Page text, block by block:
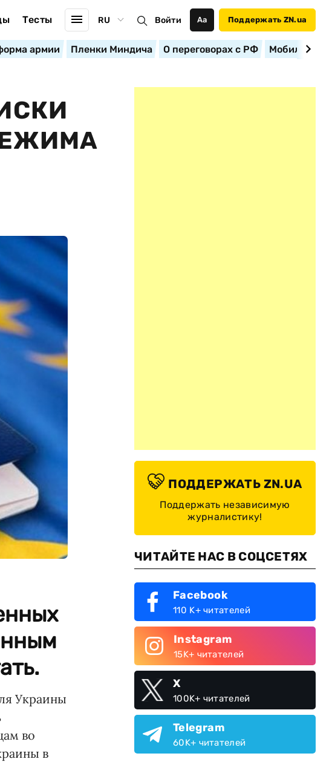
Тесты RU Войти Аа Поддержать ZN.ua
армии Пленки Миндича О переговорах с РФ
Украины
во
в
ПОДДЕРЖАТЬ ZN.UA
Поддержать независимую
журналистику!
ЧИТАЙТЕ НАС В СОЦСЕТЯХ
Facebook
110 K+ читателей
Instagram
15K+ читателей
X
100K+ читателей
Telegram
60K+ читателей